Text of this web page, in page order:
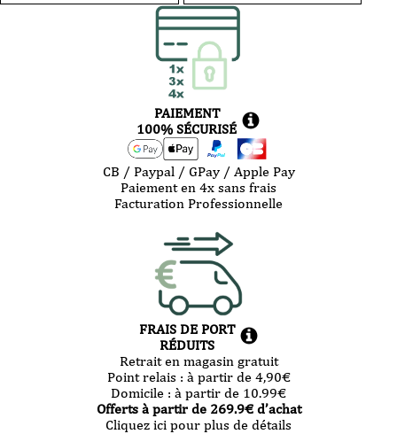
PAIEMENT
100% SÉCURISÉ
CB / Paypal / GPay / Apple Pay
Paiement en 4x sans frais
Facturation Professionnelle
FRAIS DE PORT
RÉDUITS
Retrait en magasin gratuit
Point relais : à partir de 4,90€
Domicile : à partir de 10.99€
Offerts à partir de 269.9€ d’achat
Cliquez ici pour plus de détails